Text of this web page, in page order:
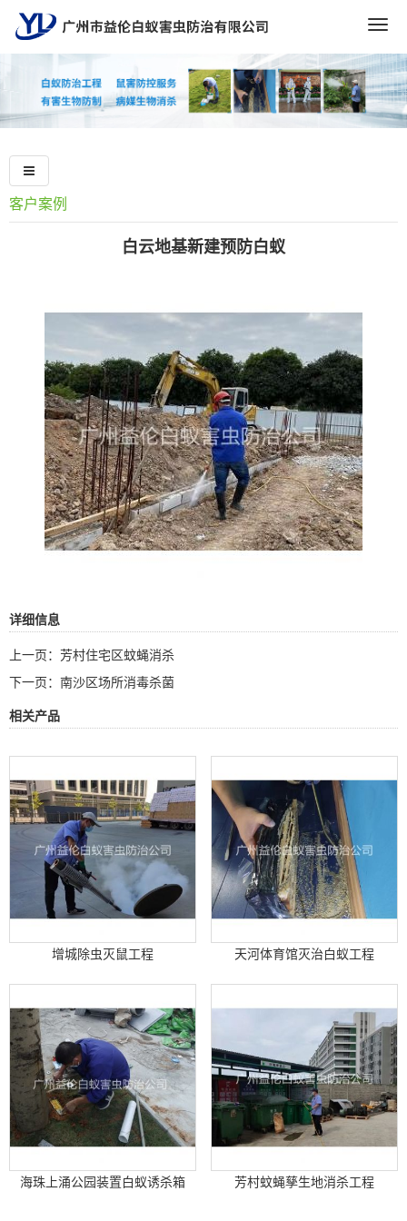
客户案例
白云地基新建预防白蚁
详细信息
上一页： 芳村住宅区蚊蝇消杀
下一页： 南沙区场所消毒杀菌
相关产品
增城除虫灭鼠工程 天河体育馆灭治白蚁工程
海珠上涌公园装置白蚁诱杀箱 芳村蚊蝇孳生地消杀工程